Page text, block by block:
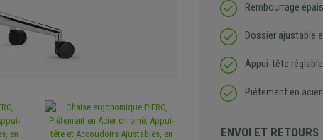
Rembourrage
Dossier ajustable
Appui-tête
Piétement en
ENVOI ET RETOURS